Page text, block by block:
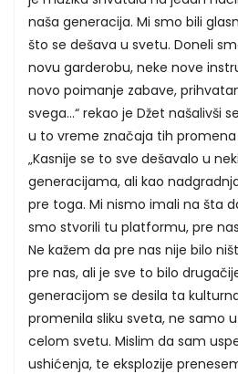
naša generacija. Mi smo bili
što se dešava u svetu. Doneli
novu garderobu, neke nove
novo poimanje zabave,
svega...“ rekao je Džet našalivši
u to vreme značaja tih promena
„Kasnije se to sve dešavalo u
generacijama, ali kao
pre toga. Mi nismo imali na šta
smo stvorili tu platformu, pre
Ne kažem da pre nas nije bilo
pre nas, ali je sve to bilo
generacijom se desila ta
promenila sliku sveta, ne samo
celom svetu. Mislim da sam
ushićenja, te eksplozije